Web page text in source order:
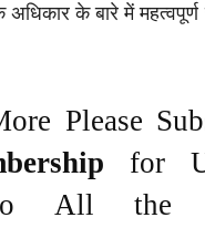
के बारे में महत्वपूर्ण
Please
for
All the